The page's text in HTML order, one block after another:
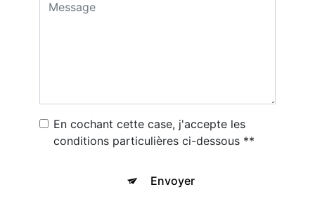
En cochant cette case, j'accepte les
conditions particulières ci-dessous **
Envoyer